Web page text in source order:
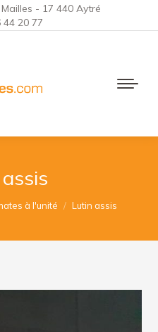
- 17 440 Aytré
44 20 77
à l'unité Lutin assis